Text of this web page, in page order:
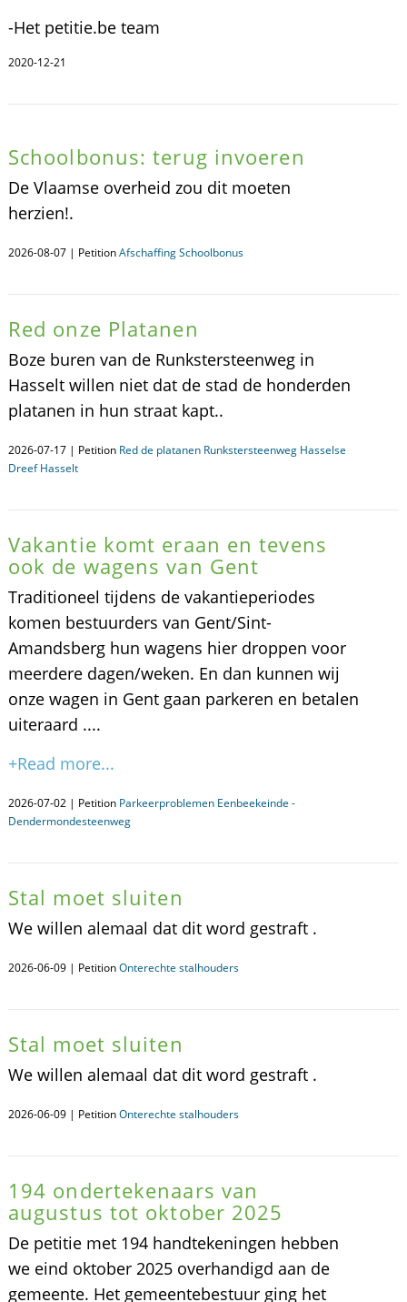
-Het petitie.be team
2020-12-21
Schoolbonus: terug invoeren
De Vlaamse overheid zou dit moeten
herzien!.
2026-08-07 | PetitionAfschaffing Schoolbonus
Red onze Platanen
Boze buren van de Runkstersteenweg in
Hasselt willen niet dat de stad de honderden
platanen in hun straat kapt..
2026-07-17 | Petition Red de platanen Runkstersteenweg Hasselse
Dreef Hasselt
Vakantie komt eraan en tevens
ook de wagens van Gent
Traditioneel tijdens de vakantieperiodes
komen bestuurders van Gent/Sint-
Amandsberg hun wagens hier droppen voor
meerdere dagen/weken. En dan kunnen wij
onze wagen in Gent gaan parkeren en betalen
uiteraard ....
+Read more...
2026-07-02 | Petition Parkeerproblemen Eenbeekeinde -
Dendermondesteenweg
Stal moet sluiten
We willen alemaal dat dit word gestraft .
2026-06-09 | PetitionOnterechte stalhouders
Stal moet sluiten
We willen alemaal dat dit word gestraft .
2026-06-09 | PetitionOnterechte stalhouders
194 ondertekenaars van
augustus tot oktober 2025
De petitie met 194 handtekeningen hebben
we eind oktober 2025 overhandigd aan de
gemeente. Het gemeentebestuur ging het